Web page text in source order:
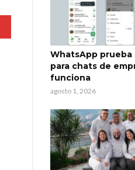
WhatsApp prueba
para chats de
funciona
agosto 1, 2026